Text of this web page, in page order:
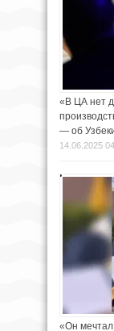
«В ЦА нет
— об
14.06.2025
«Он